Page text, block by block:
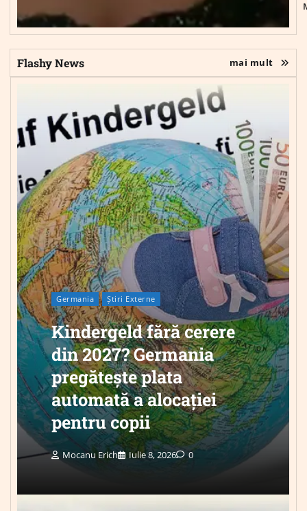
Flashy News mai mult
Germania Știri Externe
Kindergeld fără cerere
din 2027? Germania
pregătește plata
automată a alocației
pentru copii
Mocanu Erich Iulie 8, 2026 0